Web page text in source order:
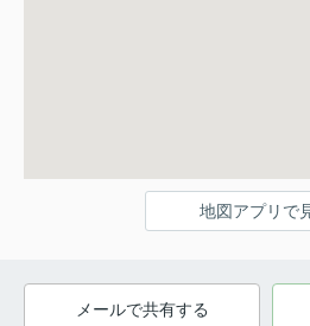
地図アプリで
メールで共有する